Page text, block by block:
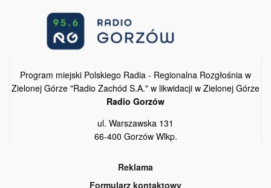
Program miejski Polskiego Radia - Regionalna Rozgłośnia w
Zielonej Górze "Radio Zachód S.A." w likwidacji w Zielonej Górze
Radio Gorzów
ul. Warszawska 131
66-400 Gorzów Wlkp.
Reklama
Formularz kontaktowy